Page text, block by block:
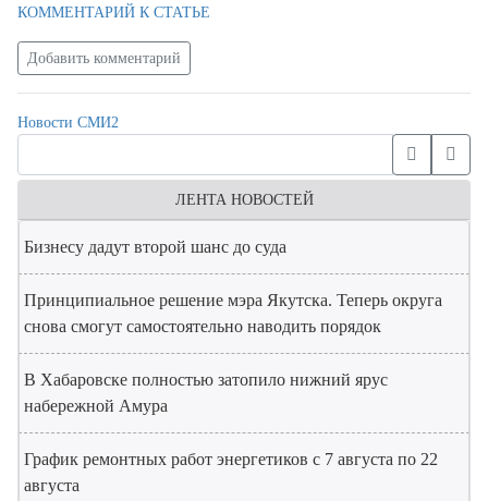
КОММЕНТАРИЙ К СТАТЬЕ
Добавить комментарий
Новости СМИ2
ЛЕНТА НОВОСТЕЙ
Бизнесу дадут второй шанс до суда
Принципиальное решение мэра Якутска. Теперь округа
снова смогут самостоятельно наводить порядок
В Хабаровске полностью затопило нижний ярус
набережной Амура
График ремонтных работ энергетиков с 7 августа по 22
августа